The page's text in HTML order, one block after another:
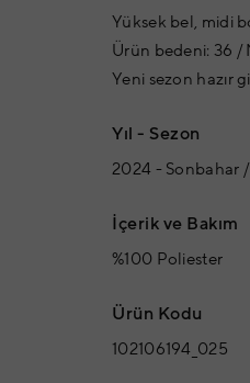
Yüksek bel, midi
Ürün bedeni: 36 /
Yeni sezon hazır
Yıl - Sezon
2024 - Sonbahar /
İçerik ve Bakım
%100 Poliester
Ürün Kodu
102106194_025